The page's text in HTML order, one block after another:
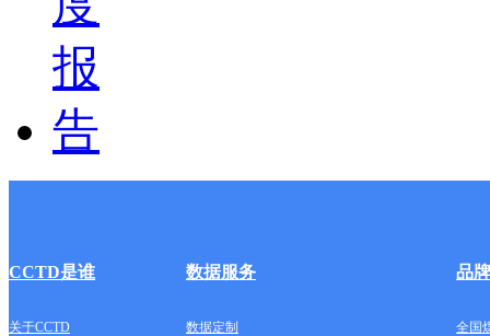
CCTD是谁 数据服务 品
关于CCTD 数据定制 全国